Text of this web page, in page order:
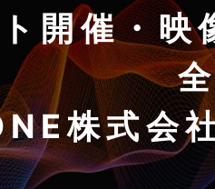
開催・映
株式会